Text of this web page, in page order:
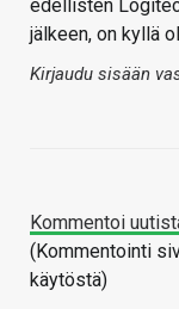
edellisten
jälkeen, on kyllä
Kirjaudu sisään
Kommentoi
(Kommentointi
käytöstä)